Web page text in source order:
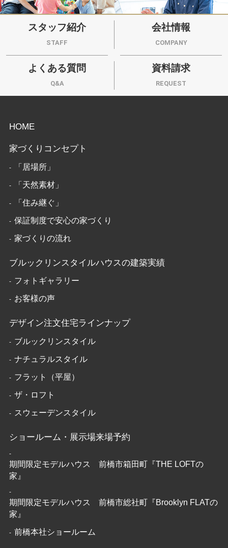
スタッフ紹介
STAFF
会社情報
COMPANY
よくある質問
Q&A
資料請求
REQUEST
HOME
家づくりコンセプト
「居場所」
「天然素材」
「住み継ぐ」
保証制度で安心の家づくり
家づくりの流れ
ブルックリンスタイルハウスの建築実績
フォトギャラリー
お客様の声
デザイン注文住宅ラインナップ
ブルックリンスタイル
ナチュラルスタイル
フラット（平屋）
ザ・ロフト
スウェーデンスタイル
ショールーム・展示場来場予約
期間限定モデルハウス 前橋市箱田町『THE LOFTの
家』
期間限定モデルハウス 前橋市総社町『Brooklyn FLATの
家』
前橋本社ショールーム